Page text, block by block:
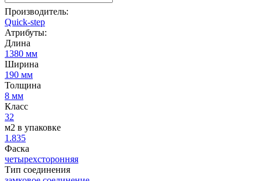
Производитель:
Quick-step
Атрибуты:
Длина
1380 мм
Ширина
190 мм
Толщина
8 мм
Класс
32
м2 в упаковке
1.835
Фаска
четырехсторонняя
Тип соединения